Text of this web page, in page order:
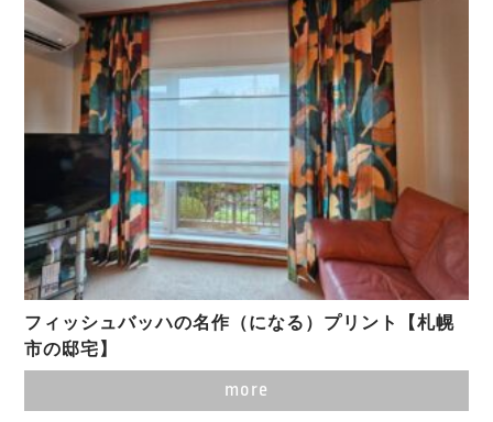
フィッシュバッハの名作（になる）プリント【札幌
市の邸宅】
more